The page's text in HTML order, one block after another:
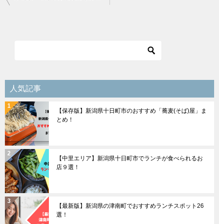
シ
ョ
ン
人気記事
【保存版】新潟県十日町市のおすすめ「蕎麦(そば)屋」ま
とめ！
【中里エリア】新潟県十日町市でランチが食べられるお
店９選！
【最新版】新潟県の津南町でおすすめランチスポット26
選！